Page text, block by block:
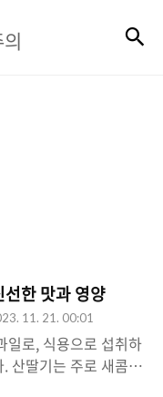
한 맛과 영양
11. 21. 00:01
일로, 식용으로 섭취하
산딸기는 주로 새콤한